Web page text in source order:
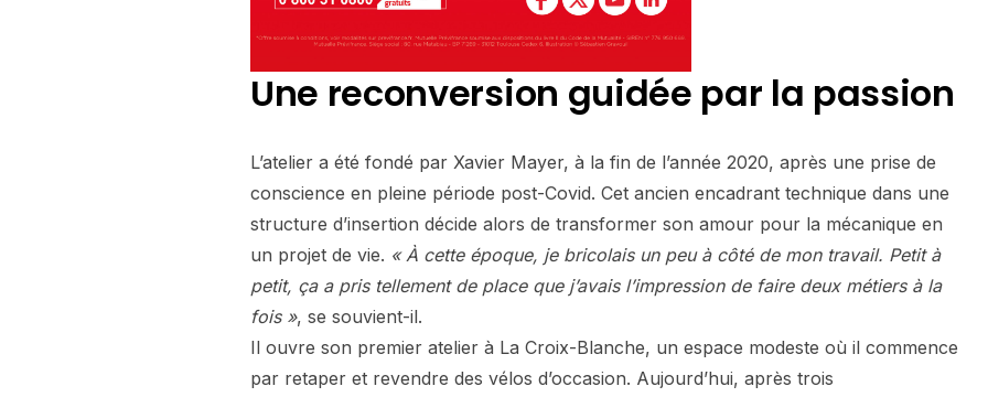
Une reconversion guidée par la passion
L’atelier a été fondé par Xavier Mayer, à la fin de l’année 2020, après une prise de
conscience en pleine période post-Covid. Cet ancien encadrant technique dans une
structure d’insertion décide alors de transformer son amour pour la mécanique en
un projet de vie. « À cette époque, je bricolais un peu à côté de mon travail. Petit à
petit, ça a pris tellement de place que j’avais l’impression de faire deux métiers à la
fois », se souvient-il.
Il ouvre son premier atelier à La Croix-Blanche, un espace modeste où il commence
par retaper et revendre des vélos d’occasion. Aujourd’hui, après trois